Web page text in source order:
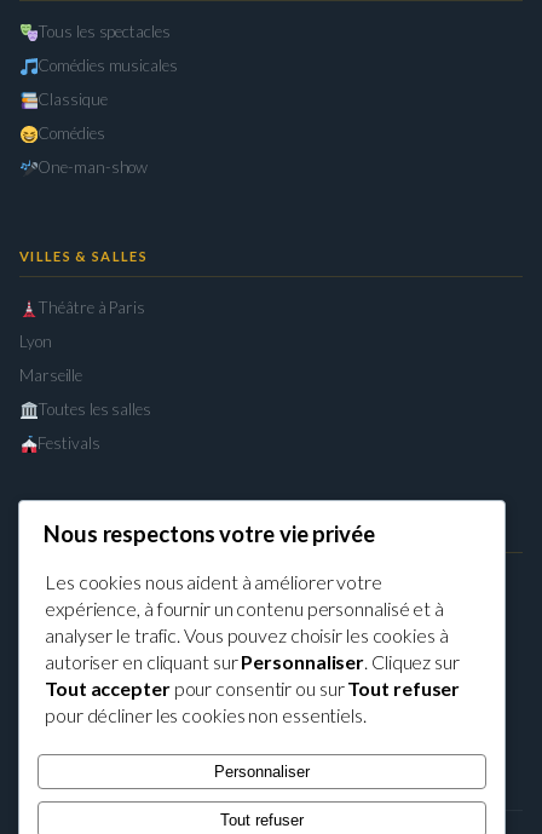
Tous les spectacles
Comédies musicales
Classique
Comédies
One-man-show
VILLES & SALLES
Théâtre à Paris
Lyon
Marseille
Toutes les salles
Festivals
LÉGAL
Mentions légales
Confidentialité
Cookies
Contact
Nous respectons votre vie privée
Les cookies nous aident à améliorer votre
expérience, à fournir un contenu personnalisé et à
analyser le trafic. Vous pouvez choisir les cookies à
autoriser en cliquant surPersonnaliser . Cliquez sur
Tout accepterpour consentir ou surTout refuser
pour décliner les cookies non essentiels.
Personnaliser
Tout refuser